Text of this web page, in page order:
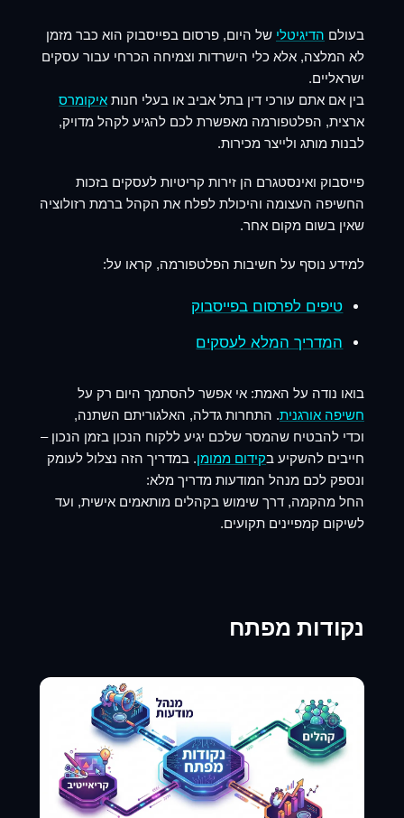
בעולם הדיגיטלי של היום, פרסום בפייסבוק הוא כבר מזמן
לא המלצה, אלא כלי הישרדות וצמיחה הכרחי עבור עסקים
ישראליים.
בין אם אתם עורכי דין בתל אביב או בעלי חנות איקומרס
ארצית, הפלטפורמה מאפשרת לכם להגיע לקהל מדויק,
לבנות מותג ולייצר מכירות.
פייסבוק ואינסטגרם הן זירות קריטיות לעסקים בזכות
החשיפה העצומה והיכולת לפלח את הקהל ברמת רזולוציה
שאין בשום מקום אחר.
למידע נוסף על חשיבות הפלטפורמה, קראו על:
טיפים לפרסום בפייסבוק
המדריך המלא לעסקים
בואו נודה על האמת: אי אפשר להסתמך היום רק על
חשיפה אורגנית. התחרות גדלה, האלגוריתם השתנה,
וכדי להבטיח שהמסר שלכם יגיע ללקוח הנכון בזמן הנכון –
חייבים להשקיע בקידום ממומן. במדריך הזה נצלול לעומק
ונספק לכם מנהל המודעות מדריך מלא:
החל מהקמה, דרך שימוש בקהלים מותאמים אישית, ועד
לשיקום קמפיינים תקועים.
נקודות מפתח